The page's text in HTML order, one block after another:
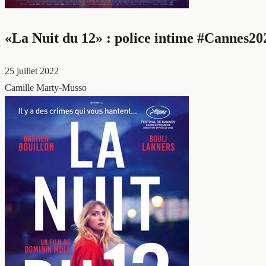
«La Nuit du 12» : police intime
25 juillet 2022
Camille Marty-Musso